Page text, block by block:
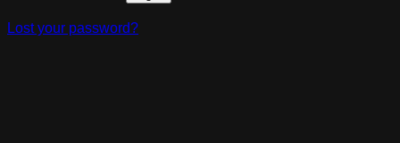
Lost your password?